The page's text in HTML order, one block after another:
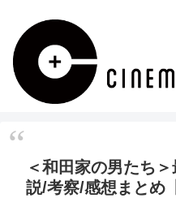
＜和田家の男たち
説/考察/感想まとめ